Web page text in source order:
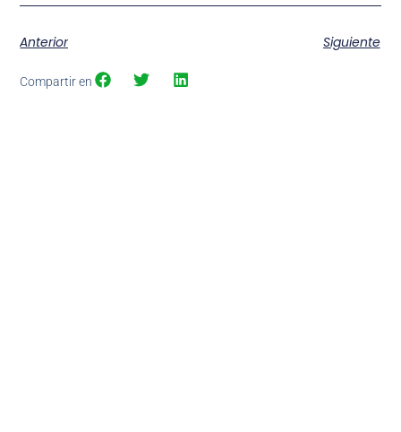
Anterior Siguiente
Compartir en